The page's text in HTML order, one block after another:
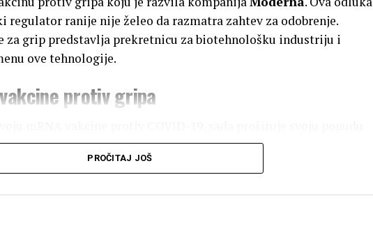
regulator ranije nije želeo da razmatra zahtev za odobrenje.
za grip predstavlja prekretnicu za biotehnološku industriju i
ove tehnologije.
protiv gripa
vakcine protiv gripa koristile inaktivisane viruse ili
tehnologija funkcioniše tako što organizam prima genetski
PROČITAJ JOŠ